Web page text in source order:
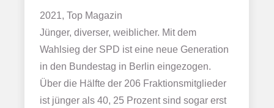
2021, Top Magazin
Jünger, diverser, weiblicher. Mit dem
Wahlsieg der SPD ist eine neue Generation
in den Bundestag in Berlin eingezogen.
Über die Hälfte der 206 Fraktionsmitglieder
ist jünger als 40, 25 Prozent sind sogar erst